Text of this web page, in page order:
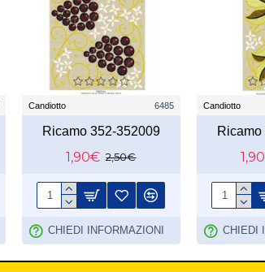
Candiotto 6485
Ricamo 352-352009
1,90€ 2,50€
CHIEDI INFORMAZIONI
Candiotto
CHIEDI